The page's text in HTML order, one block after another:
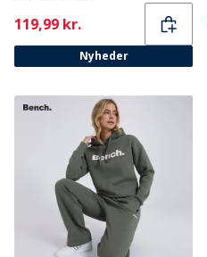
Current
119,99 kr.
Nyheder